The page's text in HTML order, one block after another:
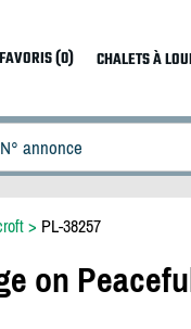
(0) CHALETS À
> PL-38257
on